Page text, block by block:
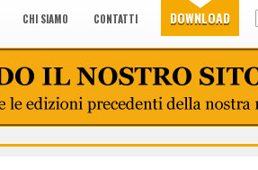
CHI SIAMO CONTATTI DOWNLOAD